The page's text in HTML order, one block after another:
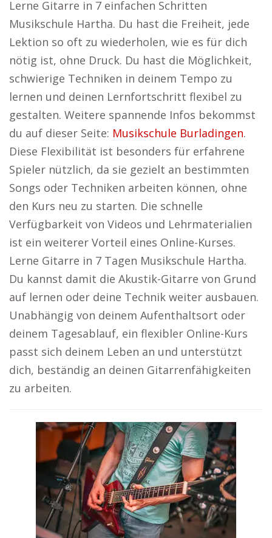
Lerne Gitarre in 7 einfachen Schritten
Musikschule Hartha. Du hast die Freiheit, jede
Lektion so oft zu wiederholen, wie es für dich
nötig ist, ohne Druck. Du hast die Möglichkeit,
schwierige Techniken in deinem Tempo zu
lernen und deinen Lernfortschritt flexibel zu
gestalten. Weitere spannende Infos bekommst
du auf dieser Seite: Musikschule Burladingen.
Diese Flexibilität ist besonders für erfahrene
Spieler nützlich, da sie gezielt an bestimmten
Songs oder Techniken arbeiten können, ohne
den Kurs neu zu starten. Die schnelle
Verfügbarkeit von Videos und Lehrmaterialien
ist ein weiterer Vorteil eines Online-Kurses.
Lerne Gitarre in 7 Tagen Musikschule Hartha.
Du kannst damit die Akustik-Gitarre von Grund
auf lernen oder deine Technik weiter ausbauen.
Unabhängig von deinem Aufenthaltsort oder
deinem Tagesablauf, ein flexibler Online-Kurs
passt sich deinem Leben an und unterstützt
dich, beständig an deinen Gitarrenfähigkeiten
zu arbeiten.